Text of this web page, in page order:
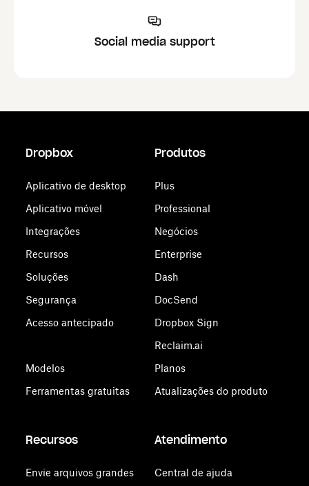
Social media support
Dropbox
Aplicativo de desktop
Aplicativo móvel
Integrações
Recursos
Soluções
Segurança
Acesso antecipado
Modelos
Ferramentas gratuitas
Produtos
Plus
Professional
Negócios
Enterprise
Dash
DocSend
Dropbox Sign
Reclaim.ai
Planos
Atualizações do produto
Recursos
Envie arquivos grandes
Atendimento
Central de ajuda